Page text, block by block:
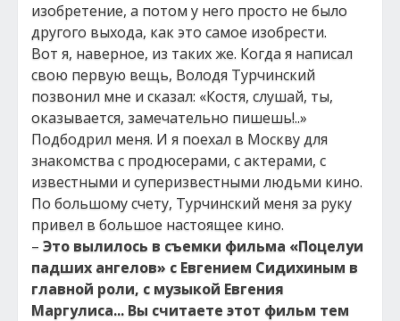
изобретение, а потом у него просто не было
другого выхода, как это самое изобрести.
Вот я, наверное, из таких же. Когда я написал
свою первую вещь, Володя Турчинский
позвонил мне и сказал: «Костя, слушай, ты,
оказывается, замечательно пишешь!..»
Подбодрил меня. И я поехал в Москву для
знакомства с продюсерами, с актерами, с
известными и суперизвестными людьми кино.
По большому счету, Турчинский меня за руку
привел в большое настоящее кино.
– Это вылилось в съемки фильма «Поцелуи
падших ангелов» с Евгением Сидихиным в
главной роли, с музыкой Евгения
Маргулиса... Вы считаете этот фильм тем